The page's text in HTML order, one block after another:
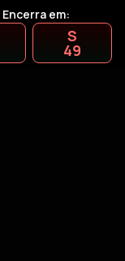
Encerra em:
S
48